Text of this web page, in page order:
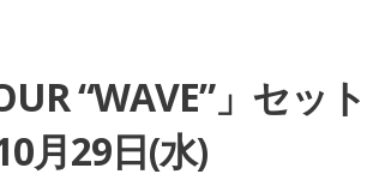
“WAVE”」セッ
月29日(水)